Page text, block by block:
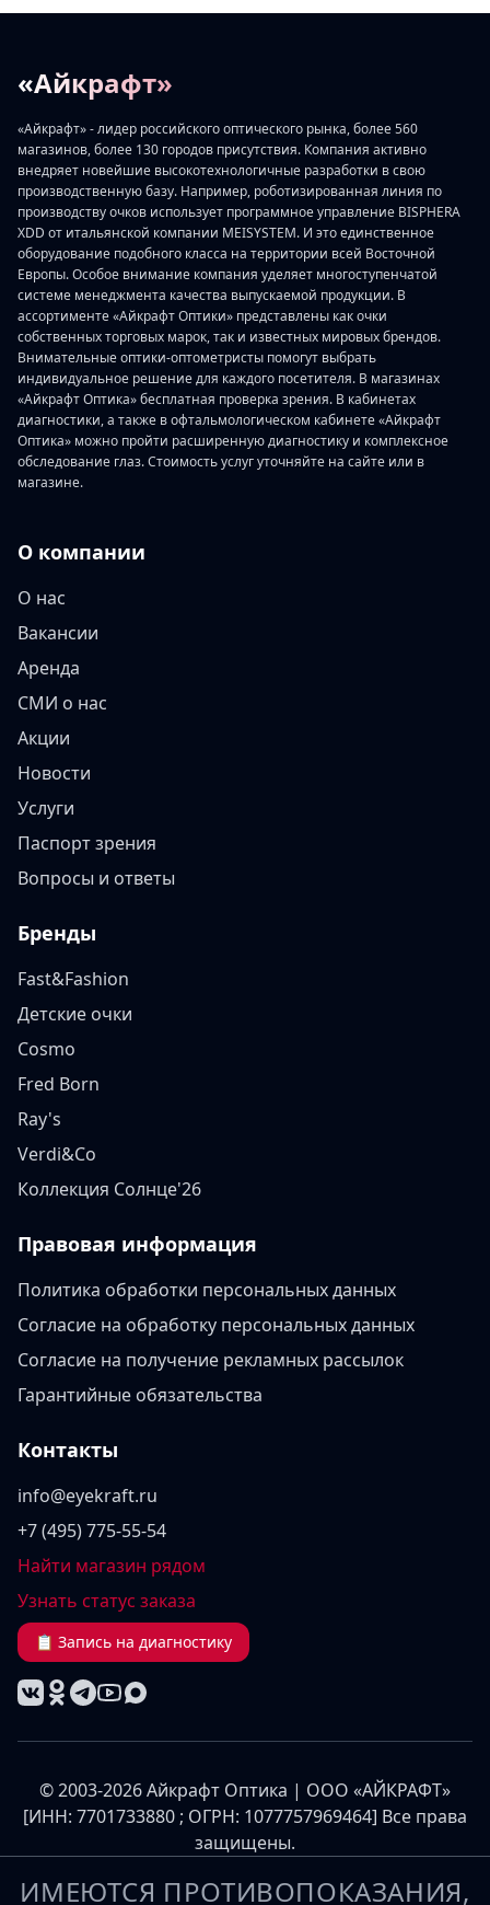
«Айкрафт»
«Айкрафт» - лидер российского оптического рынка, более 560
магазинов, более 130 городов присутствия. Компания активно
внедряет новейшие высокотехнологичные разработки в свою
производственную базу. Например, роботизированная линия по
производству очков использует программное управление BISPHERA
XDD от итальянской компании MEISYSTEM. И это единственное
оборудование подобного класса на территории всей Восточной
Европы. Особое внимание компания уделяет многоступенчатой
системе менеджмента качества выпускаемой продукции. В
ассортименте «Айкрафт Оптики» представлены как очки
собственных торговых марок, так и известных мировых брендов.
Внимательные оптики-оптометристы помогут выбрать
индивидуальное решение для каждого посетителя. В магазинах
«Айкрафт Оптика» бесплатная проверка зрения. В кабинетах
диагностики, а также в офтальмологическом кабинете «Айкрафт
Оптика» можно пройти расширенную диагностику и комплексное
обследование глаз. Стоимость услуг уточняйте на сайте или в
магазине.
О компании
О нас
Вакансии
Аренда
СМИ о нас
Акции
Новости
Услуги
Паспорт зрения
Вопросы и ответы
Бренды
Fast&Fashion
Детские очки
Cosmo
Fred Born
Ray's
Verdi&Co
Коллекция Солнце'26
Правовая информация
Политика обработки персональных данных
Согласие на обработку персональных данных
Согласие на получение рекламных рассылок
Гарантийные обязательства
Контакты
info@eyekraft.ru
+7 (495) 775-55-54
Найти магазин рядом
Узнать статус заказа
📋 Запись на диагностику
© 2003-2026 Айкрафт Оптика | ООО «АЙКРАФТ»
[ИНН: 7701733880 ; ОГРН: 1077757969464] Все права
защищены.
ИМЕЮТСЯ ПРОТИВОПОКАЗАНИЯ,